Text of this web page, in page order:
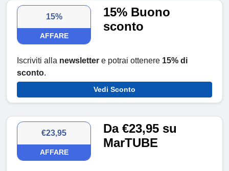
15%
AFFARE
15% Buono
sconto
Iscriviti alla newsletter e potrai ottenere 15% di
sconto.
Vedi Sconto
€23,95
AFFARE
Da €23,95 su
MarTUBE